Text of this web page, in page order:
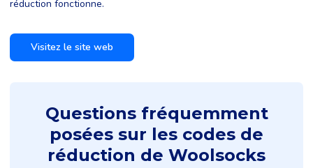
réduction fonctionne.
Visitez le site web
Questions fréquemment
posées sur les codes de
réduction de Woolsocks